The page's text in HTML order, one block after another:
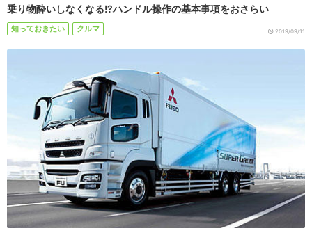
乗り物酔いしなくなる!?ハンドル操作の基本事項をおさらい
知っておきたい クルマ 2019/09/11